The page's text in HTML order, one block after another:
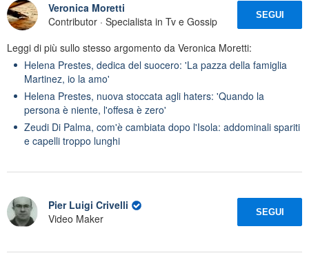
Veronica Moretti
Contributor · Specialista in Tv e Gossip
SEGUI
Leggi di più sullo stesso argomento da Veronica Moretti:
Helena Prestes, dedica del suocero: 'La pazza della famiglia
Martinez, io la amo'
Helena Prestes, nuova stoccata agli haters: 'Quando la
persona è niente, l'offesa è zero'
Zeudi Di Palma, com'è cambiata dopo l'Isola: addominali spariti
e capelli troppo lunghi
Pier Luigi Crivelli
Video Maker
SEGUI